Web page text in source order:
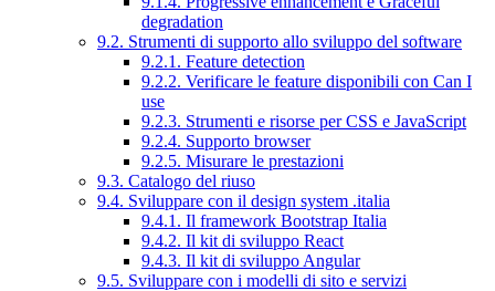
degradation
9.2. Strumenti di supporto allo sviluppo del software
9.2.1. Feature detection
9.2.2. Verificare le feature disponibili con Can I
use
9.2.3. Strumenti e risorse per CSS e JavaScript
9.2.4. Supporto browser
9.2.5. Misurare le prestazioni
9.3. Catalogo del riuso
9.4. Sviluppare con il design system .italia
9.4.1. Il framework Bootstrap Italia
9.4.2. Il kit di sviluppo React
9.4.3. Il kit di sviluppo Angular
9.5. Sviluppare con i modelli di sito e servizi